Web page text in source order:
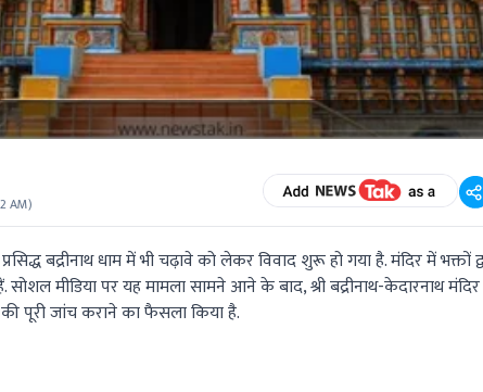
AM)
बद्रीनाथ धाम में भी चढ़ावे को लेकर विवाद शुरू हो गया है. मंदिर में भक्तों
मीडिया पर यह मामला सामने आने के बाद, श्री बद्रीनाथ-केदारनाथ
पूरी जांच कराने का फैसला किया है.